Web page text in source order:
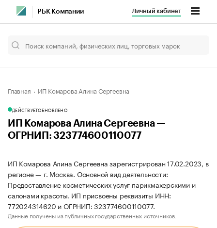
РБК Компании Личный кабинет
Главная ИП Комарова Алина Сергеевна
ДЕЙСТВУЕТОБНОВЛЕНО
ИП Комарова Алина Сергеевна —
ОГРНИП: 323774600110077
ИП Комарова Алина Сергеевна зарегистрирован 17.02.2023, в
регионе — г. Москва. Основной вид деятельности:
Предоставление косметических услуг парикмахерскими и
салонами красоты. ИП присвоены реквизиты ИНН:
772024314620 и ОГРНИП: 323774600110077.
Данные получены из публичных государственных источников.